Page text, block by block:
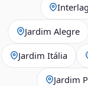
Jardim Alegre
Jardim Itália
Jardim